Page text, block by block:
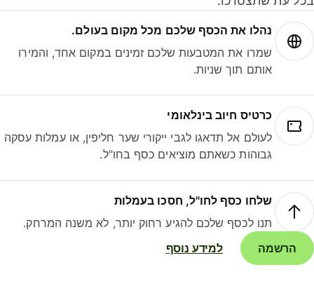
נהלו את הכסף שלכם מכל מקום בעולם.
שמרו את המטבעות שלכם זמינים במקום אחד, והמירו
אותם תוך שניות.
כרטיס חיוב בינלאומי
לעולם אל תדאגו לגבי ייקורי שער חליפין, או עמלות עסקה
גבוהות כשאתם מוציאים כסף בחו"ל.
שלחו כסף לחו"ל, חסכו בעמלות
תנו לכסף שלכם להגיע רחוק יותר, לא משנה המרחק.
הרשמה
למידע נוסף